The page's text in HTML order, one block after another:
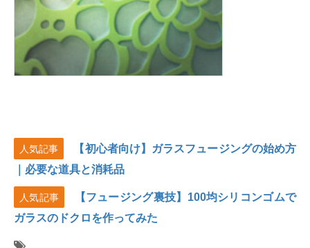
人気記事
【初心者向け】ガラスフュージングの始め方
｜必要な道具と消耗品
人気記事
【フュージング裏技】100均シリコンゴムで
ガラスのドクロを作ってみた